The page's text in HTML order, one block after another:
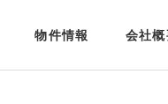
物件情報 会社概